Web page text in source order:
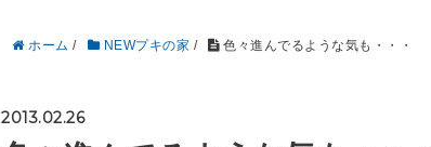
ホーム / NEWプキの家 / 色々進んでるような気も・・・
2013.02.26